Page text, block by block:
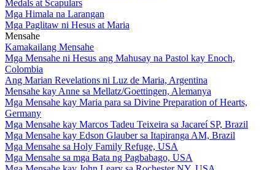
Medals at Scapulars
Mga Himala na Larangan
Mga Paglitaw ni Hesus at Maria
Mensahe
Kamakailang Mensahe
Mga Mensahe ni Hesus ang Mahusay na Pastol kay Enoch,
Colombia
Ang Marian Revelations ni Luz de Maria, Argentina
Mensahe kay Anne sa Mellatz/Goettingen, Alemanya
Mga Mensahe kay Maria para sa Divine Preparation of Hearts,
Germany
Mga Mensahe kay Marcos Tadeu Teixeira sa Jacareí SP, Brazil
Mga Mensahe kay Edson Glauber sa Itapiranga AM, Brazil
Mga Mensahe sa Holy Family Refuge, USA
Mga Mensahe sa mga Bata ng Pagbabago, USA